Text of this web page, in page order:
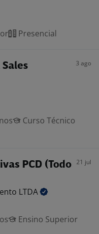
Presencial
3 ago
Curso Técnico
PCD (Todo 21 jul
LTDA
Ensino Superior